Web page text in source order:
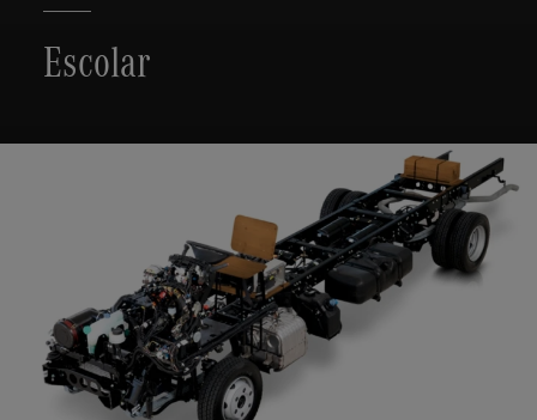
Escolar